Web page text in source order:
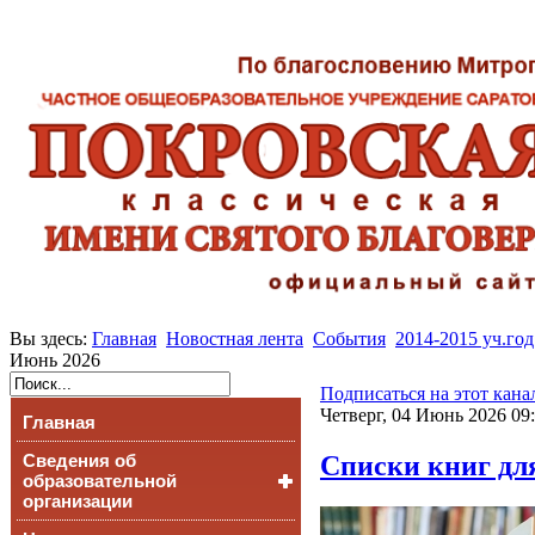
Вы здесь: Главная Новостная лента События 2014-2015 уч.год
Июнь 2026
Главная
Сведения об
образовательной
организации
Подписаться на этот
Четверг, 04 Июнь 2026
Списки книг